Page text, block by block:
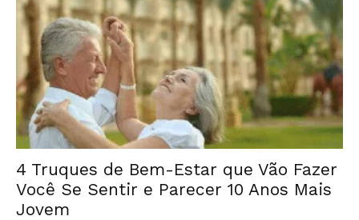
4 Truques de Bem-Estar que Vão Fazer
Você Se Sentir e Parecer 10 Anos Mais
Jovem